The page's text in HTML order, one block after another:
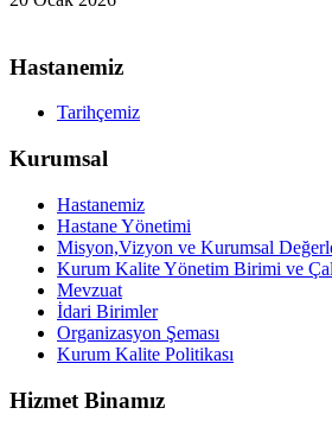
Hastanemiz
Tarihçemiz
Kurumsal
Hastanemiz
Hastane Yönetimi
Misyon,Vizyon ve Kurumsal
Kurum Kalite Yönetim Birimi ve
Mevzuat
İdari Birimler
Organizasyon Şeması
Kurum Kalite Politikası
Hizmet Binamız